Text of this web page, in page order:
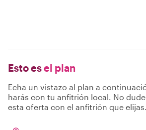
Esto esel plan
Echa un vistazo al plan a
harás con tu anfitrión local. No
esta oferta con el anfitrión que elijas.